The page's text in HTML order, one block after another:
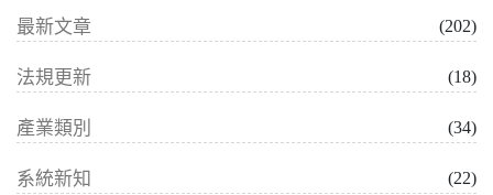
最新文章 (202)
法規更新 (18)
產業類別 (34)
系統新知 (22)